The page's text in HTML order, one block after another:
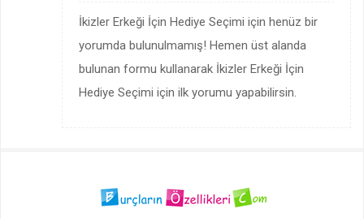
İkizler Erkeği İçin Hediye Seçimi için henüz bir
yorumda bulunulmamış! Hemen üst alanda
bulunan formu kullanarak İkizler Erkeği İçin
Hediye Seçimi için ilk yorumu yapabilirsin.